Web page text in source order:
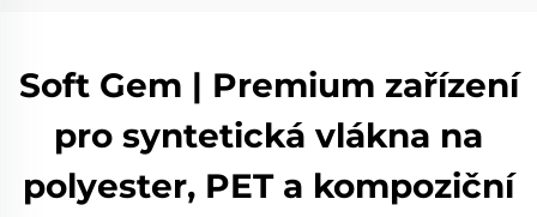
Soft Gem | Premium zařízení
pro syntetická vlákna na
polyester, PET a kompoziční